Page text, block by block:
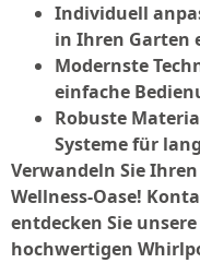
Individuell
in Ihren Garten
Modernste
einfache
Robuste
Systeme für
Verwandeln Sie
Wellness-Oase!
entdecken Sie
hochwertigen